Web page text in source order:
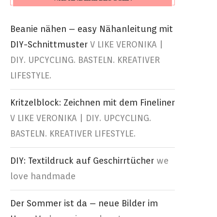
Beanie nähen – easy Nähanleitung mit
DIY-Schnittmuster V LIKE VERONIKA |
DIY. UPCYCLING. BASTELN. KREATIVER
LIFESTYLE.
Kritzelblock: Zeichnen mit dem Fineliner
V LIKE VERONIKA | DIY. UPCYCLING.
BASTELN. KREATIVER LIFESTYLE.
DIY: Textildruck auf Geschirrtücher we
love handmade
Der Sommer ist da – neue Bilder im